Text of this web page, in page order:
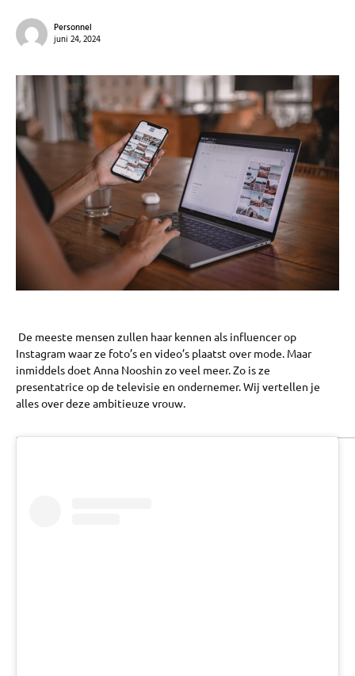
Personnel
juni 24, 2024
De meeste mensen zullen haar kennen als influencer op
Instagram waar ze foto’s en video’s plaatst over mode. Maar
inmiddels doet Anna Nooshin zo veel meer. Zo is ze
presentatrice op de televisie en ondernemer. Wij vertellen je
alles over deze ambitieuze vrouw.